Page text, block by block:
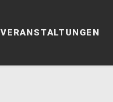
VERANSTALTUNGEN